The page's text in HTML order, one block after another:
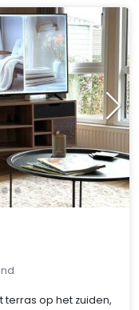
terras op het zuiden,